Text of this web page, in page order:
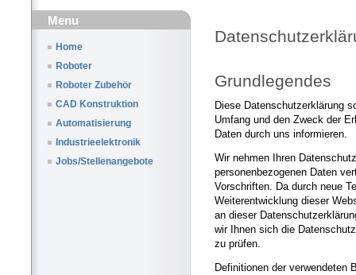
Menu
Home
Roboter
Roboter Zubehör
CAD Konstruktion
Automatisierung
Industrieelektronik
Jobs/Stellenangebote
Grundlegendes
Diese Datenschutzerklärung
Umfang und den Zweck der
Daten durch uns informieren.
Wir nehmen Ihren
personenbezogenen Daten
Vorschriften. Da durch neue
Weiterentwicklung dieser
an dieser
wir Ihnen sich die
zu prüfen.
Definitionen der verwendeten